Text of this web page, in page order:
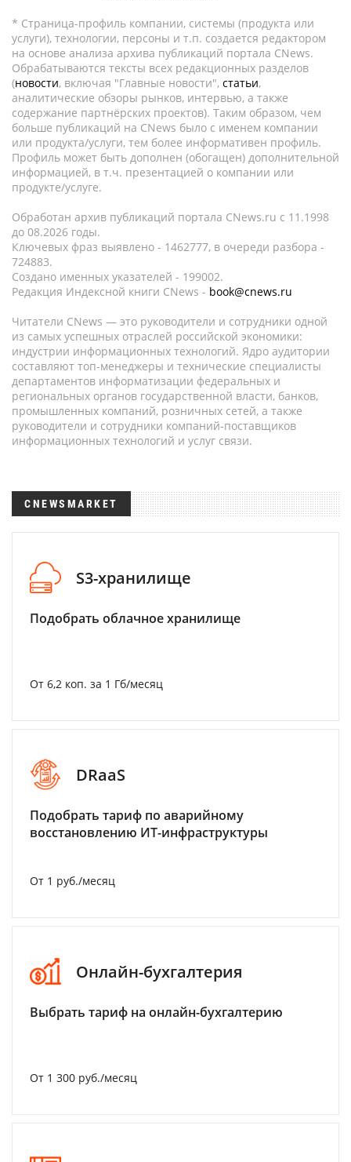
* Страница-профиль компании, системы (продукта или
услуги), технологии, персоны и т.п. создается редактором
на основе анализа архива публикаций портала CNews.
Обрабатываются тексты всех редакционных разделов
(новости, включая "Главные новости", статьи,
аналитические обзоры рынков, интервью, а также
содержание партнёрских проектов). Таким образом, чем
больше публикаций на CNews было с именем компании
или продукта/услуги, тем более информативен профиль.
Профиль может быть дополнен (обогащен) дополнительной
информацией, в т.ч. презентацией о компании или
продукте/услуге.
Обработан архив публикаций портала CNews.ru c 11.1998
до 08.2026 годы.
Ключевых фраз выявлено - 1462777, в очереди разбора -
724883.
Создано именных указателей - 199002.
Редакция Индексной книги CNews - book@cnews.ru
Читатели CNews — это руководители и сотрудники одной
из самых успешных отраслей российской экономики:
индустрии информационных технологий. Ядро аудитории
составляют топ-менеджеры и технические специалисты
департаментов информатизации федеральных и
региональных органов государственной власти, банков,
промышленных компаний, розничных сетей, а также
руководители и сотрудники компаний-поставщиков
информационных технологий и услуг связи.
CNEWSMARKET
S3-хранилище
Подобрать облачное хранилище
От 6,2 коп. за 1 Гб/месяц
DRaaS
Подобрать тариф по аварийному
восстановлению ИТ-инфраструктуры
От 1 руб./месяц
Онлайн-бухгалтерия
Выбрать тариф на онлайн-бухгалтерию
От 1 300 руб./месяц